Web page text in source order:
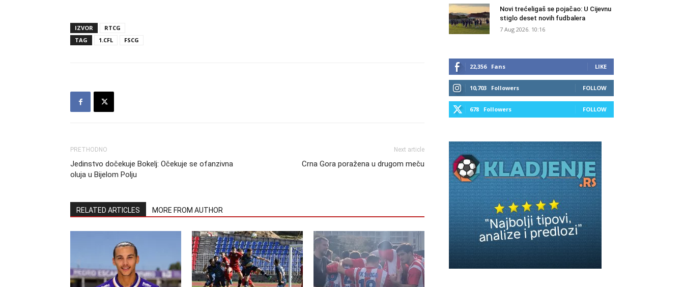
IZVOR
RTCG
TAG
1.CFL FSCG
PRETHODNO
Jedinstvo dočekuje Bokelj: Očekuje se ofanzivna
oluja u Bijelom Polju
Next article
Crna Gora poražena u drugom meču
RELATED ARTICLES MORE FROM AUTHOR
Novi trećeligaš se pojačao: U Cijevnu
stiglo deset novih fudbalera
7 Aug 2026. 10:16
22,356 Fans LIKE
10,703 Followers FOLLOW
678 Followers FOLLOW